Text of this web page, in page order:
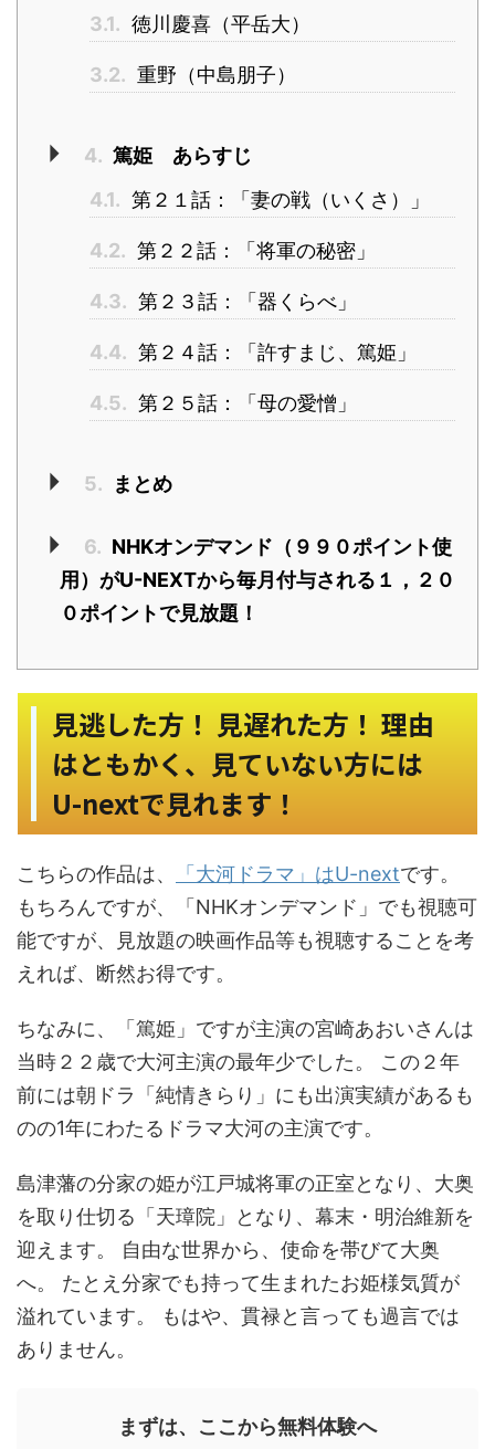
3.1. 徳川慶喜（平岳大）
3.2. 重野（中島朋子）
4. 篤姫 あらすじ
4.1. 第２１話：「妻の戦（いくさ）」
4.2. 第２２話：「将軍の秘密」
4.3. 第２３話：「器くらべ」
4.4. 第２４話：「許すまじ、篤姫」
4.5. 第２５話：「母の愛憎」
5. まとめ
6. NHKオンデマンド（９９０ポイント使
用）がU-NEXTから毎月付与される１，２０
０ポイントで見放題！
見逃した方！ 見遅れた方！ 理由
はともかく、見ていない方には
U-nextで見れます！
こちらの作品は、 「大河ドラマ」はU-nextです。
もちろんですが、「NHKオンデマンド」でも視聴可
能ですが、見放題の映画作品等も視聴することを考
えれば、断然お得です。
ちなみに、「篤姫」ですが主演の宮崎あおいさんは
当時２２歳で大河主演の最年少でした。 この２年
前には朝ドラ「純情きらり」にも出演実績があるも
のの1年にわたるドラマ大河の主演です。
島津藩の分家の姫が江戸城将軍の正室となり、大奥
を取り仕切る「天璋院」となり、幕末・明治維新を
迎えます。 自由な世界から、使命を帯びて大奥
へ。 たとえ分家でも持って生まれたお姫様気質が
溢れています。 もはや、貫禄と言っても過言では
ありません。
まずは、ここから無料体験へ